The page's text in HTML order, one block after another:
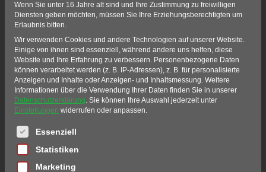
Spargelsüppchen mit
Mascarpone
Portion Bornheimer Spargel
an neuen Kartoffeln mit Butter oder
Sauce Hollandaise
Spaghetti mit grünem und
weißem Spargel, Kirschtomaten,
Bärlauch und Parmesan
Wenn Sie unter 16 Jahre alt sind und Ihre Zustimmung zu freiwilligen
Diensten geben möchten, müssen Sie Ihre Erziehungsberechtigten um
Erlaubnis bitten.
Wir verwenden Cookies und andere Technologien auf unserer Website.
Einige von ihnen sind essenziell, während andere uns helfen, diese
Website und Ihre Erfahrung zu verbessern. Personenbezogene Daten
können verarbeitet werden (z. B. IP-Adressen), z. B. für personalisierte
Anzeigen und Inhalte oder Anzeigen- und Inhaltsmessung. Weitere
Informationen über die Verwendung Ihrer Daten finden Sie in unserer
Datenschutzerklärung. Sie können Ihre Auswahl jederzeit unter
Einstellungen widerrufen oder anpassen.
Es folgt eine Liste der Service-Gruppen, für die eine
Essenziell
Statistiken
Marketing